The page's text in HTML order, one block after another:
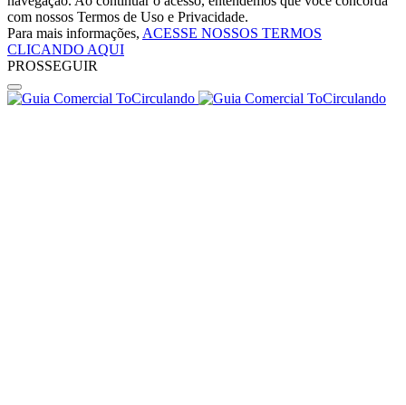
com nossos Termos de Uso e Privacidade.
Para mais informações, ACESSE NOSSOS TERMOS
CLICANDO AQUI
PROSSEGUIR